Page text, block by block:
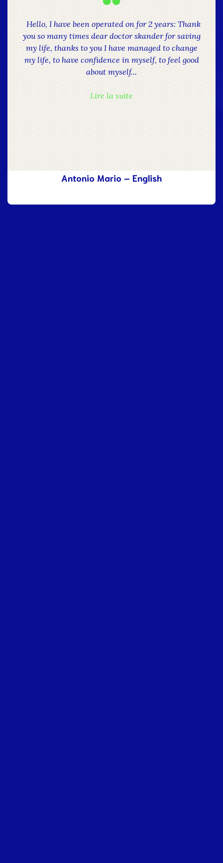
Hello, I have been operated on for 2 years: Thank
you so many times dear doctor skander for saving
my life, thanks to you I have managed to change
my life, to have confidence in myself, to feel good
about myself...
Lire la suite
Antonio Mario – English